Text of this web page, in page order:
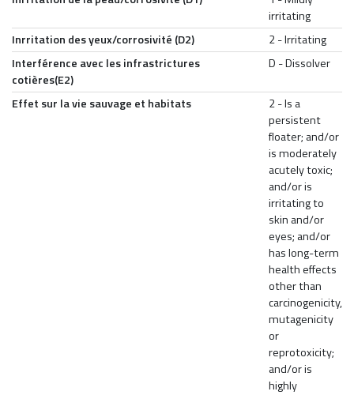
irritating
Inrritation des yeux/corrosivité (D2)
2 - Irritating
Interférence avec les infrastrictures
cotières(E2)
D - Dissolver
Effet sur la vie sauvage et habitats
2 - Is a
persistent
floater; and/or
is moderately
acutely toxic;
and/or is
irritating to
skin and/or
eyes; and/or
has long-term
health effects
other than
carcinogenicity,
mutagenicity
or
reprotoxicity;
and/or is
highly